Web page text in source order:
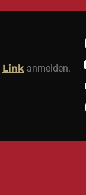
Link anmelden.